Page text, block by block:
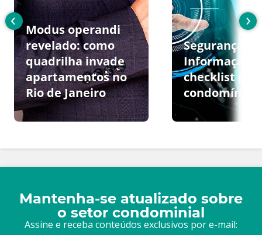
Modus operandi
revelado: como
quadrilha invade
apartamentos no
Rio de Janeiro
Segurança da
Informação:
checklist
condomínios
‹ ›
Mantenha-se atualizado sobre
o setor condominial
Assine e receba conteúdos exclusivos por e-mail: